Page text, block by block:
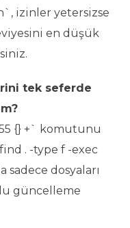
izinler yetersizse
en düşük
tek seferde
{} +` komutunu
. -type f -exec
dosyaları
güncelleme